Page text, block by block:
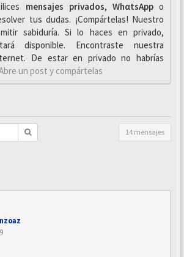
mensajes privados, WhαtsAppo
tus dudas. ¡Compártelas! Nuestro
sabiduría. Si lo haces en privado,
disponible. Encontraste nuestra
De estar en privado no habrías
un post y compártelas
14 mensajes